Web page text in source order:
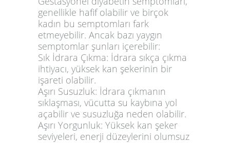
genellikle hafif olabilir ve birçok
kadın bu semptomları fark
etmeyebilir. Ancak bazı yaygın
semptomlar şunları içerebilir:
Sık İdrara Çıkma: İdrara sıkça çıkma
ihtiyacı, yüksek kan şekerinin bir
işareti olabilir.
Aşırı Susuzluk: İdrara çıkmanın
sıklaşması, vücutta su kaybına yol
açabilir ve susuzluğa neden olabilir.
Aşırı Yorgunluk: Yüksek kan şeker
seviyeleri, enerji düzeylerini olumsuz